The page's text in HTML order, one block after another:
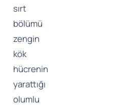
sırt
bölümü
zengin
kök
hücrenin
yarattığı
olumlu